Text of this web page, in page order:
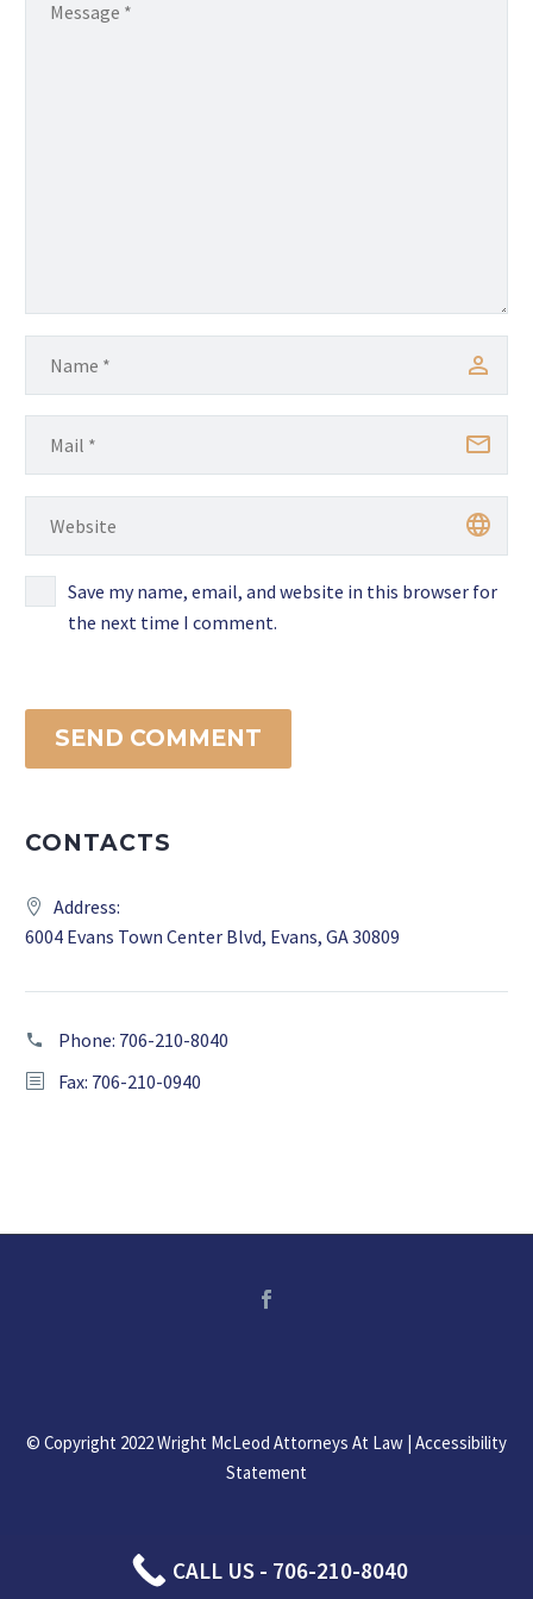
Save my name, email, and website in this browser for
the next time I comment.
SEND COMMENT
CONTACTS
Address:
6004 Evans Town Center Blvd, Evans, GA 30809
Phone: 706-210-8040
Fax: 706-210-0940
© Copyright 2022 Wright McLeod Attorneys At Law | Accessibility
Statement
CALL US - 706-210-8040